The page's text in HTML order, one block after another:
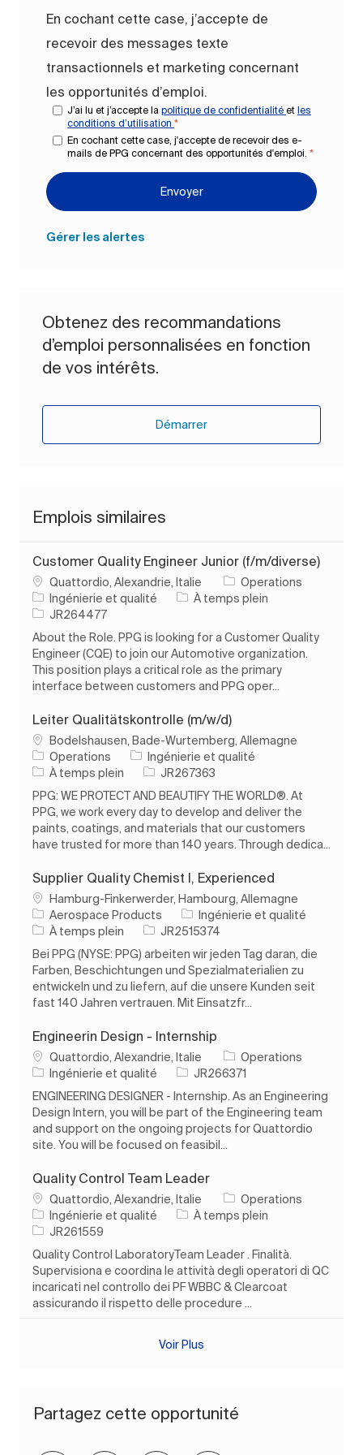
En cochant cette case, j’accepte de
recevoir des messages texte
transactionnels et marketing concernant
les opportunités d’emploi.
J’ai lu et j’accepte la politique de confidentialité et les
conditions d’utilisation *
En cochant cette case, j'accepte de recevoir des e-
mails de PPG concernant des opportunités d'emploi. *
Envoyer
Gérer les alertes
Obtenez des recommandations
d’emploi personnalisées en fonction
de vos intérêts.
Démarrer
Emplois similaires
Customer Quality Engineer Junior (f/m/diverse)
Emplacement
Quattordio, Alexandrie, Italie
Operations
Catégorie
Ingénierie et qualité Type d’emploi
À temps plein
ID de l’emploi
JR264477
About the Role. PPG is looking for a Customer Quality
Engineer (CQE) to join our Automotive organization.
This position plays a critical role as the primary
interface between customers and PPG oper...
Leiter Qualitätskontrolle (m/w/d)
Emplacement
Bodelshausen, Bade-Wurtemberg, Allemagne
Operations
Catégorie
Ingénierie et qualité
Type d’emploi
À temps plein ID de l’emploi
JR267363
PPG: WE PROTECT AND BEAUTIFY THE WORLD®. At
PPG, we work every day to develop and deliver the
paints, coatings, and materials that our customers
have trusted for more than 140 years. Through dedica...
Supplier Quality Chemist I, Experienced
Emplacement
Hamburg-Finkerwerder, Hambourg, Allemagne
Aerospace Products
Catégorie
Ingénierie et qualité
Type d’emploi
À temps plein ID de l’emploi
JR2515374
Bei PPG (NYSE: PPG) arbeiten wir jeden Tag daran, die
Farben, Beschichtungen und Spezialmaterialien zu
entwickeln und zu liefern, auf die unsere Kunden seit
fast 140 Jahren vertrauen. Mit Einsatzfr...
Engineerin Design - Internship
Emplacement
Quattordio, Alexandrie, Italie
Operations
Catégorie
Ingénierie et qualité ID de l’emploi
JR266371
ENGINEERING DESIGNER - Internship. As an Engineering
Design Intern, you will be part of the Engineering team
and support on the ongoing projects for Quattordio
site. You will be focused on feasibil...
Quality Control Team Leader
Emplacement
Quattordio, Alexandrie, Italie
Operations
Catégorie
Ingénierie et qualité Type d’emploi
À temps plein
ID de l’emploi
JR261559
Quality Control LaboratoryTeam Leader . Finalità.
Supervisiona e coordina le attività degli operatori di QC
incaricati nel controllo dei PF WBBC & Clearcoat
assicurando il rispetto delle procedure ...
Voir Plus
Partagez cette opportunité